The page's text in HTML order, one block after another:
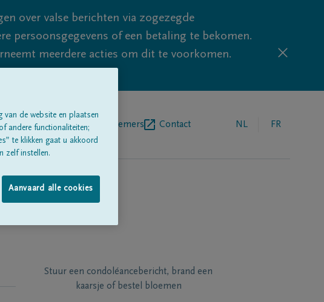
over valse berichten via zogezegde
persoonsgegevens of een betaling te bekomen.
meerdere acties om dit te voorkomen.
Over onsBegrafenisondernemers Contact NL FR
Stuur een condoléancebericht, brand een
kaarsje of bestel bloemen
van de website en plaatsen
andere functionaliteiten;
te klikken gaat u akkoord
zelf instellen.
Aanvaard alle cookies